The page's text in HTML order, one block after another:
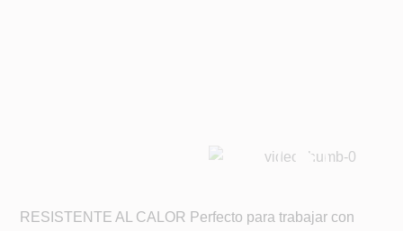
RESISTENTE AL CALOR Perfecto para trabajar con